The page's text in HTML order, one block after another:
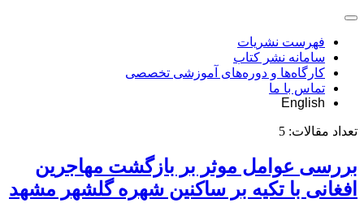
فهرست نشریات
سامانه نشر کتاب
کارگاه‌ها و دوره‌های آموزشی تخصصی
تماس با ما
English
تعداد مقالات: 5
بررسی عوامل موثر بر بازگشت مهاجرین
افغانی با تکیه بر ساکنین شهره گلشهر مشهد